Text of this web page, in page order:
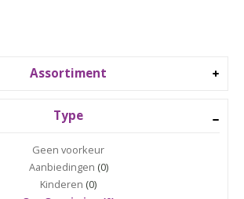
Assortiment
Type
Geen voorkeur
Aanbiedingen (0)
Kinderen (0)